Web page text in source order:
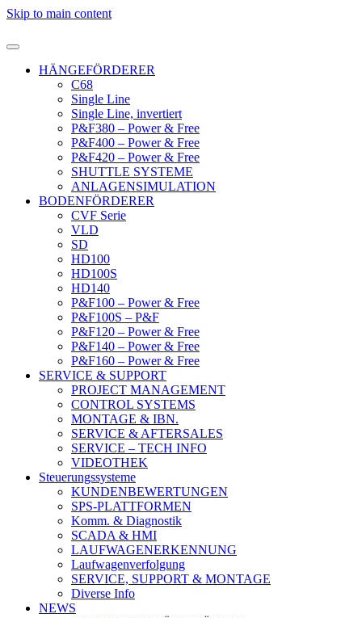
Skip to main content
HÄNGEFÖRDERER
C68
Single Line
Single Line, invertiert
P&F380 – Power & Free
P&F400 – Power & Free
P&F420 – Power & Free
SHUTTLE SYSTEME
ANLAGENSIMULATION
BODENFÖRDERER
CVF Serie
VLD
SD
HD100
HD100S
HD140
P&F100 – Power & Free
P&F100S – P&F
P&F120 – Power & Free
P&F140 – Power & Free
P&F160 – Power & Free
SERVICE & SUPPORT
PROJECT MANAGEMENT
CONTROL SYSTEMS
MONTAGE & IBN.
SERVICE & AFTERSALES
SERVICE – TECH INFO
VIDEOTHEK
Steuerungssysteme
KUNDENBEWERTUNGEN
SPS-PLATTFORMEN
Komm. & Diagnostik
SCADA & HMI
LAUFWAGENERKENNUNG
Laufwagenverfolgung
SERVICE, SUPPORT & MONTAGE
Diverse Info
NEWS